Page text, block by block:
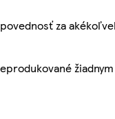
za